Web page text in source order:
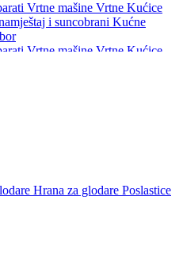
Vrtne mašine Vrtne Kućice
i suncobrani Kućne
Vrtne mašine Vrtne Kućice
Hrana za glodare Poslastice